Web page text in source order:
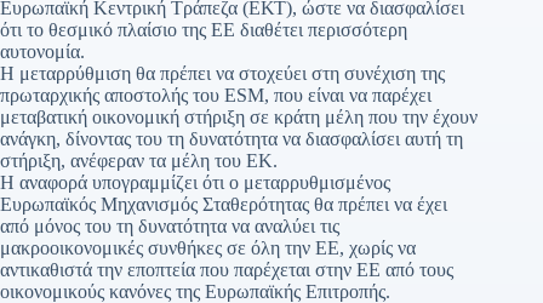
Ευρωπαϊκή Κεντρική Τράπεζα (ΕΚΤ), ώστε να διασφαλίσει
ότι το θεσμικό πλαίσιο της ΕΕ διαθέτει περισσότερη
αυτονομία.
Η μεταρρύθμιση θα πρέπει να στοχεύει στη συνέχιση της
πρωταρχικής αποστολής του ESM, που είναι να παρέχει
μεταβατική οικονομική στήριξη σε κράτη μέλη που την έχουν
ανάγκη, δίνοντας του τη δυνατότητα να διασφαλίσει αυτή τη
στήριξη, ανέφεραν τα μέλη του ΕΚ.
Η αναφορά υπογραμμίζει ότι ο μεταρρυθμισμένος
Ευρωπαϊκός Μηχανισμός Σταθερότητας θα πρέπει να έχει
από μόνος του τη δυνατότητα να αναλύει τις
μακροοικονομικές συνθήκες σε όλη την ΕΕ, χωρίς να
αντικαθιστά την εποπτεία που παρέχεται στην ΕΕ από τους
οικονομικούς κανόνες της Ευρωπαϊκής Επιτροπής.